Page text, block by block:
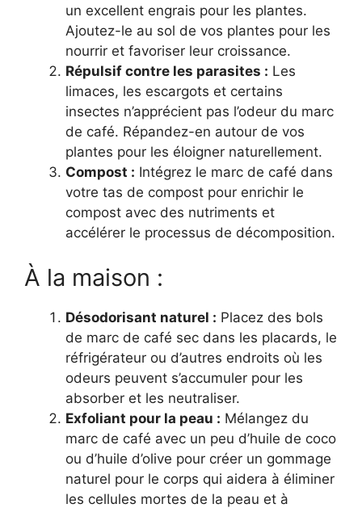
un excellent engrais pour les plantes.
Ajoutez-le au sol de vos plantes pour les
nourrir et favoriser leur croissance.
Répulsif contre les parasites : Les
limaces, les escargots et certains
insectes n’apprécient pas l’odeur du marc
de café. Répandez-en autour de vos
plantes pour les éloigner naturellement.
Compost : Intégrez le marc de café dans
votre tas de compost pour enrichir le
compost avec des nutriments et
accélérer le processus de décomposition.
À la maison :
Désodorisant naturel : Placez des bols
de marc de café sec dans les placards, le
réfrigérateur ou d’autres endroits où les
odeurs peuvent s’accumuler pour les
absorber et les neutraliser.
Exfoliant pour la peau : Mélangez du
marc de café avec un peu d’huile de coco
ou d’huile d’olive pour créer un gommage
naturel pour le corps qui aidera à éliminer
les cellules mortes de la peau et à